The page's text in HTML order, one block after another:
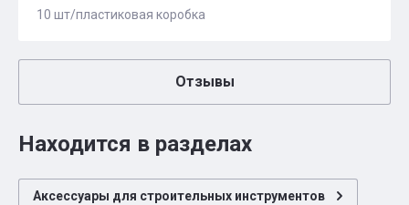
10 шт/пластиковая коробка
Отзывы
Находится в разделах
Аксессуары для строительных инструментов